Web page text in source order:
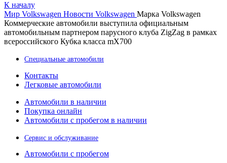
К началу
Мир Volkswagen Новости Volkswagen Марка Volkswagen
Коммерческие автомобили выступила официальным
автомобильным партнером парусного клуба ZigZag в рамках
всероссийского Кубка класса mХ700
Специальные автомобили
Контакты
Легковые автомобили
Автомобили в наличии
Покупка онлайн
Автомобили с пробегом в наличии
Сервис и обслуживание
Автомобили с пробегом